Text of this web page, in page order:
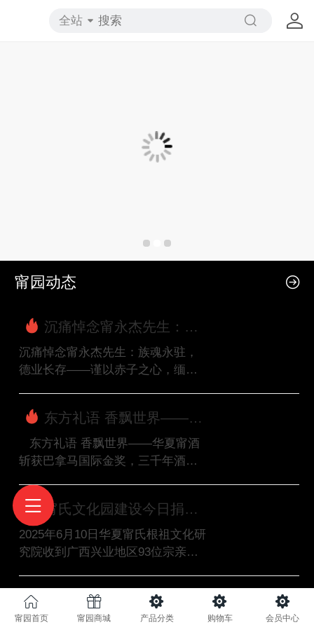
全站
甯园动态
沉痛悼念甯永杰先生：族
魂永驻，德业长存​ ——谨以赤
子之心，缅怀先生之志、之
沉痛悼念甯永杰先生：族魂永驻，
德业长存——谨以赤子之心，缅怀
含悲。公元2026年1月27日凌晨一时
三十分，华夏甯氏之栋梁、商界之
翘楚、公益之楷模甯永杰先生，因
年七十岁。噩耗传来，海内外甯氏
族亲悲痛欲绝，各界同仁扼腕叹
息。世界甯商网、甯氏网集体，以
最沉痛的心情，致此悼文，缅怀先
生懿行嘉德，寄托无尽哀思。先...
东方礼语 香飘世界——华
夏甯酒斩获巴拿马国际金奖，
三千年酒礼文化惊艳世界
   东方礼语 香飘世界——华夏甯酒
斩获巴拿马国际金奖，三千年酒礼
长甯友太在颁奖现场发表获奖感言
美国加州市长协会主席Mary Su、美
国美中经贸促进会主席乌巴特、世
界华人协会副主席兼东南亚总会会
作的关键节点，第110届美国巴拿马
太平洋万国博览会（中国区）颁奖
甯氏文化园建设今日捐款
公示（2025年6月10日）
2025年6月10日华夏甯氏根祖文化研
究院收到广西兴业地区93位宗亲乐
建设，捐款合计19551元。感谢宗亲
们大爱无疆，祝愿宗族家人财丁两
旺，家庭幸福美满！
甯少可理事长赴获嘉督导中华
甯氏文化生态园装修筹备工作
甯少可理事长赴获嘉督导中华甯氏
甯园首页 甯园商城 产品分类 购物车 会员中心